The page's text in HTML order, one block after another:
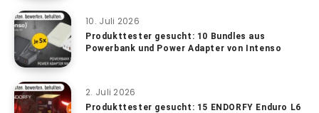
10. Juli 2026
Produkttester gesucht: 10 Bundles aus
Powerbank und Power Adapter von Intenso
2. Juli 2026
Produkttester gesucht: 15 ENDORFY Enduro L6